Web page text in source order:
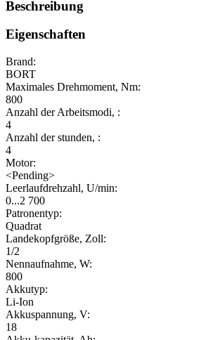
Beschreibung
Eigenschaften
Brand:
BORT
Maximales Drehmoment, Nm:
800
Anzahl der Arbeitsmodi, :
4
Anzahl der stunden, :
4
Motor:
<Pending>
Leerlaufdrehzahl, U/min:
0...2 700
Patronentyp:
Quadrat
Landekopfgröße, Zoll:
1/2
Nennaufnahme, W:
800
Akkutyp:
Li-Ion
Akkuspannung, V:
18